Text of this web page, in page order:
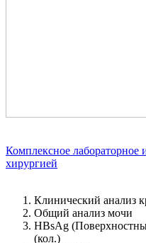
Комплексное лабораторное
хирургией
Клинический анализ
Общий анализ мочи
HBsAg
(кол.)